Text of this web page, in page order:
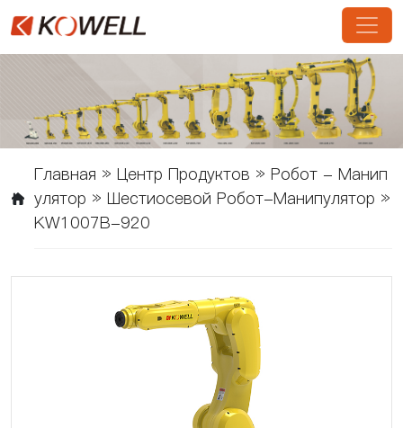
Главная » Центр Продуктов » Робот - Манип
Улятор » Шестиосевой Робот-Манипулятор »
KW1007B-920